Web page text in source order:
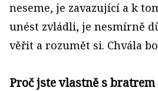
neseme, je zavazující a k
unést zvládli, je nesmírně
věřit a rozumět si. Chvála
Proč jste vlastně s